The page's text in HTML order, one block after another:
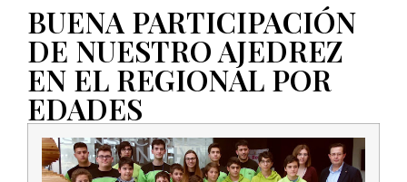
BUENA PARTICIPACIÓN
DE NUESTRO AJEDREZ
EN EL REGIONAL POR
EDADES